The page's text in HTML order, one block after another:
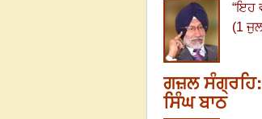
“ਇਹ
(1
ਗਜ਼ਲ
ਸਿੰਘ ਬਾਠ